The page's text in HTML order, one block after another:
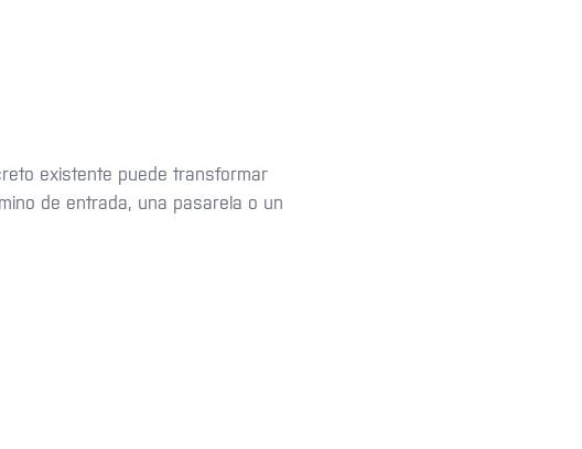
existente puede transformar
de entrada, una pasarela o un